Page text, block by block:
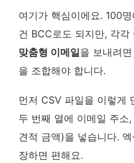
여기가 핵심이에요. 100
건 BCC로도 되지만, 각
맞춤형 이메일을 보내려
을 조합해야 합니다.
먼저 CSV 파일을 이렇게
두 번째 열에 이메일 주소
견적 금액)을 넣습니다.
장하면 편해요.